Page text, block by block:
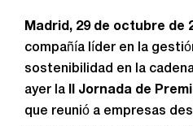
Madrid, 29 de octubre de
compañía líder en la
sostenibilidad en la
ayer la
II Jornada de
que reunió a empresas